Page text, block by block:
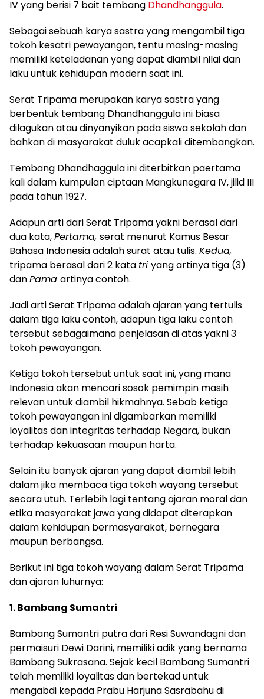
IV yang berisi 7 bait tembang Dhandhanggula.
Sebagai sebuah karya sastra yang mengambil tiga
tokoh kesatri pewayangan, tentu masing-masing
memiliki keteladanan yang dapat diambil nilai dan
laku untuk kehidupan modern saat ini.
Serat Tripama merupakan karya sastra yang
berbentuk tembang Dhandhanggula ini biasa
dilagukan atau dinyanyikan pada siswa sekolah dan
bahkan di masyarakat duluk acapkali ditembangkan.
Tembang Dhandhaggula ini diterbitkan paertama
kali dalam kumpulan ciptaan Mangkunegara IV, jilid III
pada tahun 1927.
Adapun arti dari Serat Tripama yakni berasal dari
dua kata,Pertama, serat menurut Kamus Besar
Bahasa Indonesia adalah surat atau tulis. Kedua,
tripama berasal dari 2 kata tri yang artinya tiga (3)
danPama artinya contoh.
Jadi arti Serat Tripama adalah ajaran yang tertulis
dalam tiga laku contoh, adapun tiga laku contoh
tersebut sebagaimana penjelasan di atas yakni 3
tokoh pewayangan.
Ketiga tokoh tersebut untuk saat ini, yang mana
Indonesia akan mencari sosok pemimpin masih
relevan untuk diambil hikmahnya. Sebab ketiga
tokoh pewayangan ini digambarkan memiliki
loyalitas dan integritas terhadap Negara, bukan
terhadap kekuasaan maupun harta.
Selain itu banyak ajaran yang dapat diambil lebih
dalam jika membaca tiga tokoh wayang tersebut
secara utuh. Terlebih lagi tentang ajaran moral dan
etika masyarakat jawa yang didapat diterapkan
dalam kehidupan bermasyarakat, bernegara
maupun berbangsa.
Berikut ini tiga tokoh wayang dalam Serat Tripama
dan ajaran luhurnya:
1. Bambang Sumantri
Bambang Sumantri putra dari Resi Suwandagni dan
permaisuri Dewi Darini, memiliki adik yang bernama
Bambang Sukrasana. Sejak kecil Bambang Sumantri
telah memiliki loyalitas dan bertekad untuk
mengabdi kepada Prabu Harjuna Sasrabahu di